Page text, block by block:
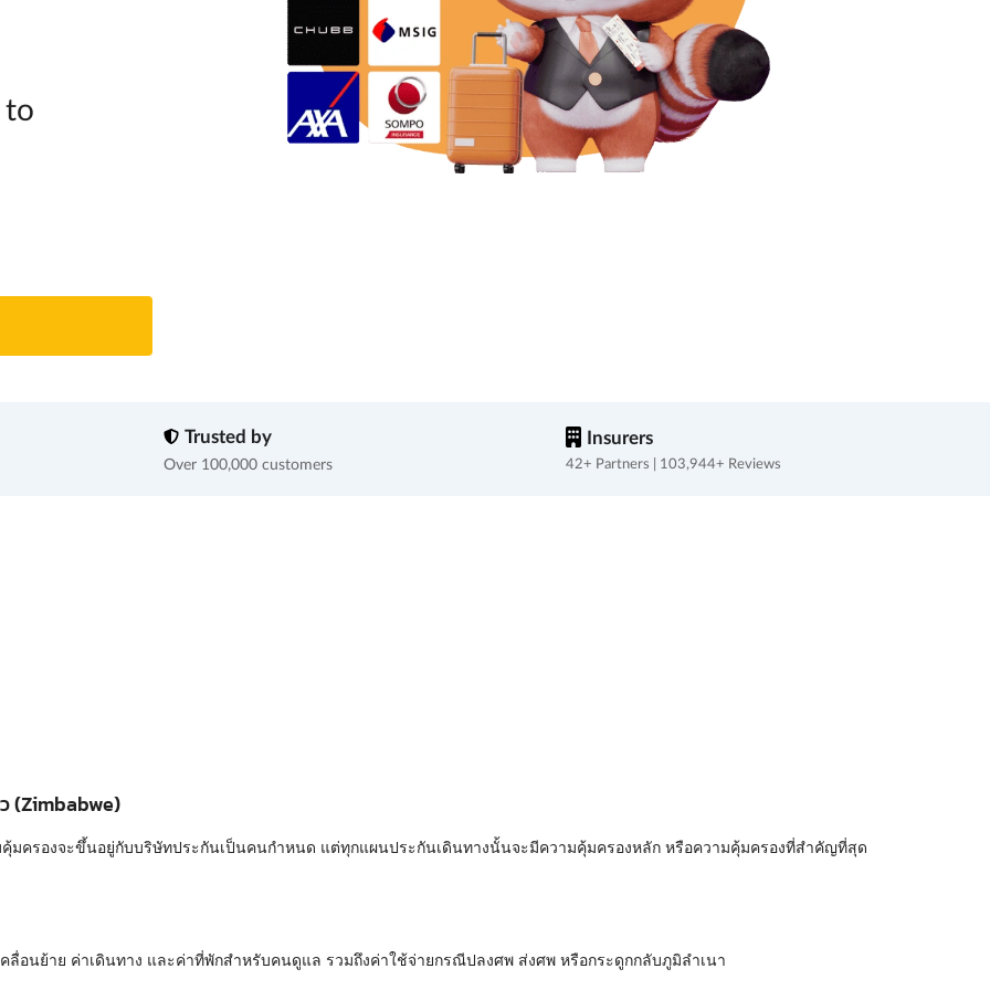
to
Trusted by
Over 100,000 customers
Insurers
42+ Partners | 103,944+ Reviews
(Zimbabwe)
มครองจะขึ้นอยู่กับบริษัทประกันเป็นคนกำหนด แต่ทุกแผนประกันเดินทางนั้นจะมีความคุ้มครองหลัก หรือความคุ้มครองที่สำคัญที่สุด
ลื่อนย้าย ค่าเดินทาง และค่าที่พักสำหรับคนดูแล รวมถึงค่าใช้จ่ายกรณีปลงศพ ส่งศพ หรือกระดูกกลับภูมิลำเนา